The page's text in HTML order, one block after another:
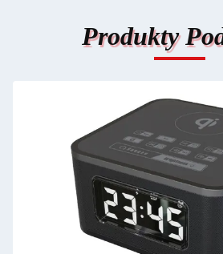
Produkty